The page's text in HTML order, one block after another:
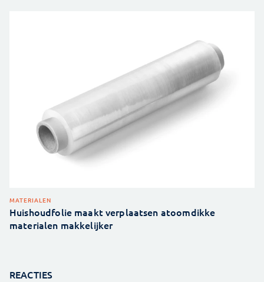
MATERIALEN
Huishoudfolie maakt verplaatsen atoomdikke
materialen makkelijker
REACTIES